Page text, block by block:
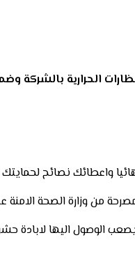
الحرارية بالشركة
من وزارة الصحة
الوصول اليها لابادة